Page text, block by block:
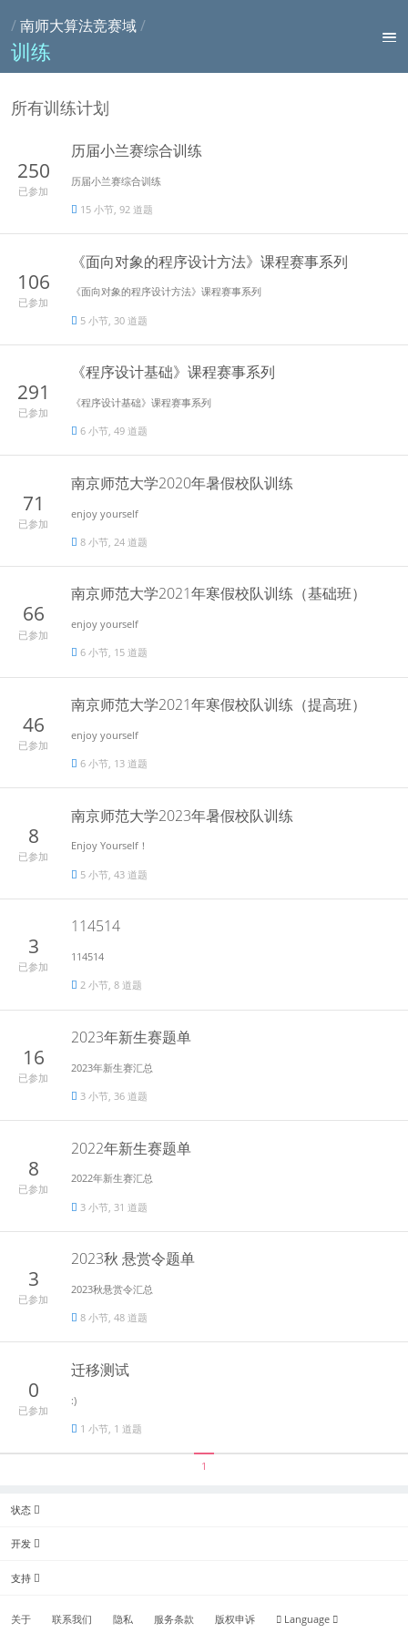
/南师大算法竞赛域/
训练
所有训练计划
250
已参加
历届小兰赛综合训练
历届小兰赛综合训练
15 小节, 92 道题
106
已参加
《面向对象的程序设计方法》课程赛事系列
《面向对象的程序设计方法》课程赛事系列
5 小节, 30 道题
291
已参加
《程序设计基础》课程赛事系列
《程序设计基础》课程赛事系列
6 小节, 49 道题
71
已参加
南京师范大学2020年暑假校队训练
enjoy yourself
8 小节, 24 道题
66
已参加
南京师范大学2021年寒假校队训练（基础班）
enjoy yourself
6 小节, 15 道题
46
已参加
南京师范大学2021年寒假校队训练（提高班）
enjoy yourself
6 小节, 13 道题
8
已参加
南京师范大学2023年暑假校队训练
Enjoy Yourself！
5 小节, 43 道题
3
已参加
114514
114514
2 小节, 8 道题
16
已参加
2023年新生赛题单
2023年新生赛汇总
3 小节, 36 道题
8
已参加
2022年新生赛题单
2022年新生赛汇总
3 小节, 31 道题
3
已参加
2023秋 悬赏令题单
2023秋悬赏令汇总
8 小节, 48 道题
0
已参加
迁移测试
:)
1 小节, 1 道题
1
状态
开发
支持
关于 联系我们 隐私 服务条款 版权申诉
Language